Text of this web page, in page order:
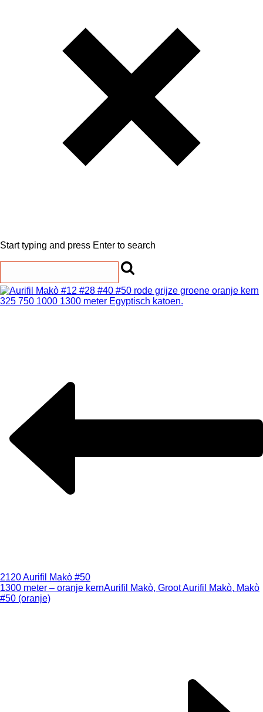
Start typing and press Enter to search
2120 Aurifil Makò #50
1300 meter – oranje kernAurifil Makò, Groot Aurifil Makò, Makò
#50 (oranje)